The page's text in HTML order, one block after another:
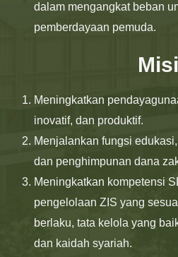
dalam mengangkat beban
pemberdayaan pemuda.
Misi
Meningkatkan
inovatif, dan produktif.
Menjalankan fungsi
dan penghimpunan dana
Meningkatkan kompetensi
pengelolaan ZIS yang
berlaku, tata kelola yang
dan kaidah syariah.